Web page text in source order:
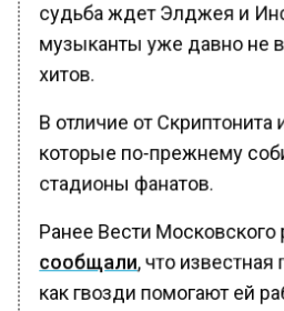
судьба ждет Элджея и
музыканты уже давно не
хитов.
В отличие от
которые по-прежнему
стадионы фанатов.
Ранее Вести Московского
сообщали, что известная
как гвозди помогают ей